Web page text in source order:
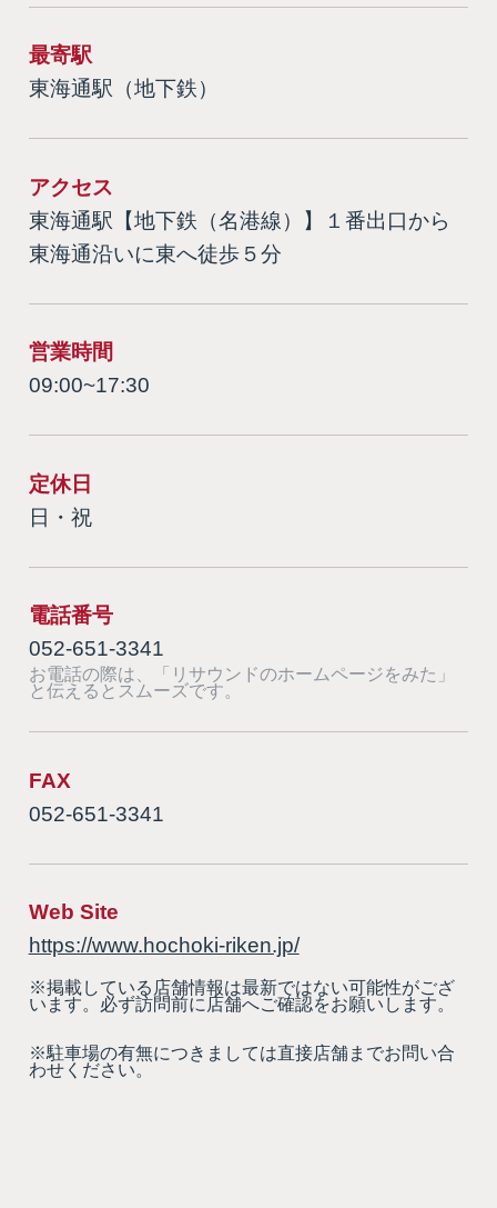
最寄駅
東海通駅（地下鉄）
アクセス
東海通駅【地下鉄（名港線）】１番出口から
東海通沿いに東へ徒歩５分
営業時間
09:00~17:30
定休日
日・祝
電話番号
052-651-3341
お電話の際は、「リサウンドのホームページをみた」
と伝えるとスムーズです。
FAX
052-651-3341
Web Site
https://www.hochoki-riken.jp/
※掲載している店舗情報は最新ではない可能性がござ
います。必ず訪問前に店舗へご確認をお願いします。
※駐車場の有無につきましては直接店舗までお問い合
わせください。